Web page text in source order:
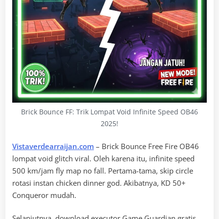
Brick Bounce FF: Trik Lompat Void Infinite Speed OB46
2025!
Vistaverdearraijan.com – Brick Bounce Free Fire OB46
lompat void glitch viral. Oleh karena itu, infinite speed
500 km/jam fly map no fall. Pertama-tama, skip circle
rotasi instan chicken dinner god. Akibatnya, KD 50+
Conqueror mudah.